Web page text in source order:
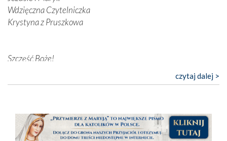
liczył sobie 13 lat, zaś senior, pan Zdzisław – już 94.
Całe życie marzyłem, by tu przyjechać
Nasza pielgrzymka nie byłaby tak bogata w duchową treść
Oprócz zapewnienia nam możliwości codziennego
pięknych pieśni.
Każdy z nas przywiózł Matce Bożej bagaż własnych
Wdzięczna Czytelniczka
Krystyna z Pruszkowa
Szczęść Boże!
to pismo, które bardzo sobie cenię i szanuję. Redagujecie
nas prowadzi!
Barbara
czytaj dalej >